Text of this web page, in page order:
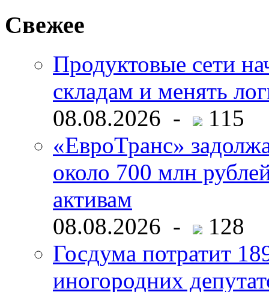
Свежее
Продуктовые сети
складам и менять
08.08.2026 -
115
«ЕвроТранс»
около 700 млн
активам
08.08.2026 -
128
Госдума потратит
иногородних